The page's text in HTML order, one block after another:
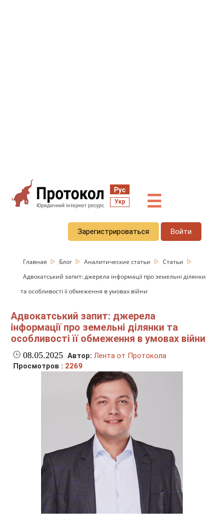
Рус
Укр ☰
Зарегистрироваться Войти
Главная Блог Аналитические статьи
Статьи
Адвокатський запит: джерела інформації про земельні ділянки
та особливості її обмеження в умовах війни
Адвокатський запит: джерела
інформації про земельні ділянки та
особливості її обмеження в умовах війни
08.05.2025 Автор: Лента от Протокола
Просмотров : 2269